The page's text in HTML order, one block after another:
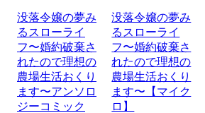
没落令嬢の夢み
るスローライ
フ〜婚約破棄さ
れたので理想の
農場生活おくり
ます〜アンソロ
ジーコミック
没落令嬢の夢み
るスローライ
フ〜婚約破棄さ
れたので理想の
農場生活おくり
ます〜【マイク
ロ】